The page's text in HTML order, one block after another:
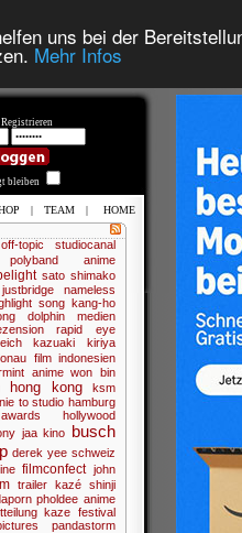
uns bei der
Mehr Infos
| TEAM | HOME
Registrieren
bleiben
off-topic studiocanal
polyband anime
sato shimako
justbridge
nameless
song kang-ho
dolphin medien
rapid eye
kazuaki kiriya
film indonesien
anime won bin
hong kong
ksm
to studio hamburg
awards
hollywood
jaa kino busch
derek yee schweiz
filmconfect john
trailer kazé shinji
pholdee anime
kaze festival
pandastorm